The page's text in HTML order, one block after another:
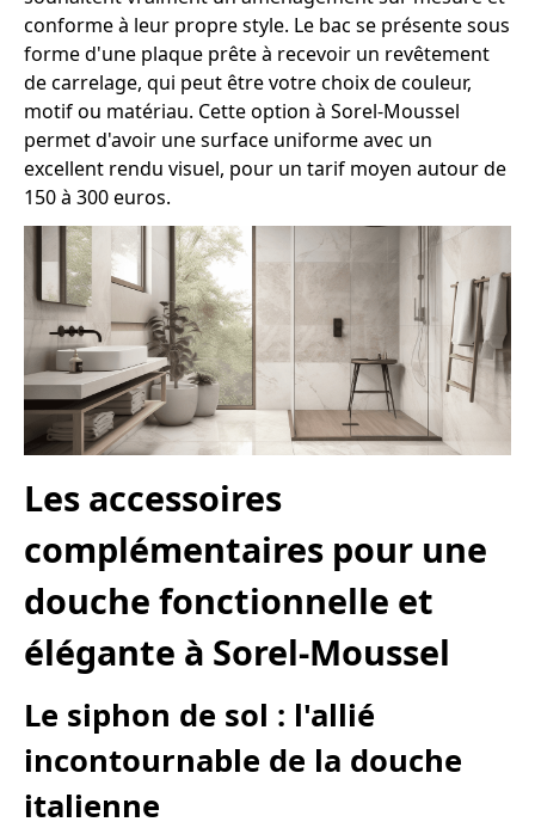
conforme à leur propre style. Le bac se présente sous
forme d'une plaque prête à recevoir un revêtement
de carrelage, qui peut être votre choix de couleur,
motif ou matériau. Cette option à Sorel-Moussel
permet d'avoir une surface uniforme avec un
excellent rendu visuel, pour un tarif moyen autour de
150 à 300 euros.
Les accessoires
complémentaires pour une
douche fonctionnelle et
élégante à Sorel-Moussel
Le siphon de sol : l'allié
incontournable de la douche
italienne